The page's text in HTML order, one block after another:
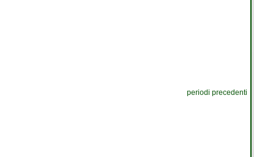
periodi precedenti